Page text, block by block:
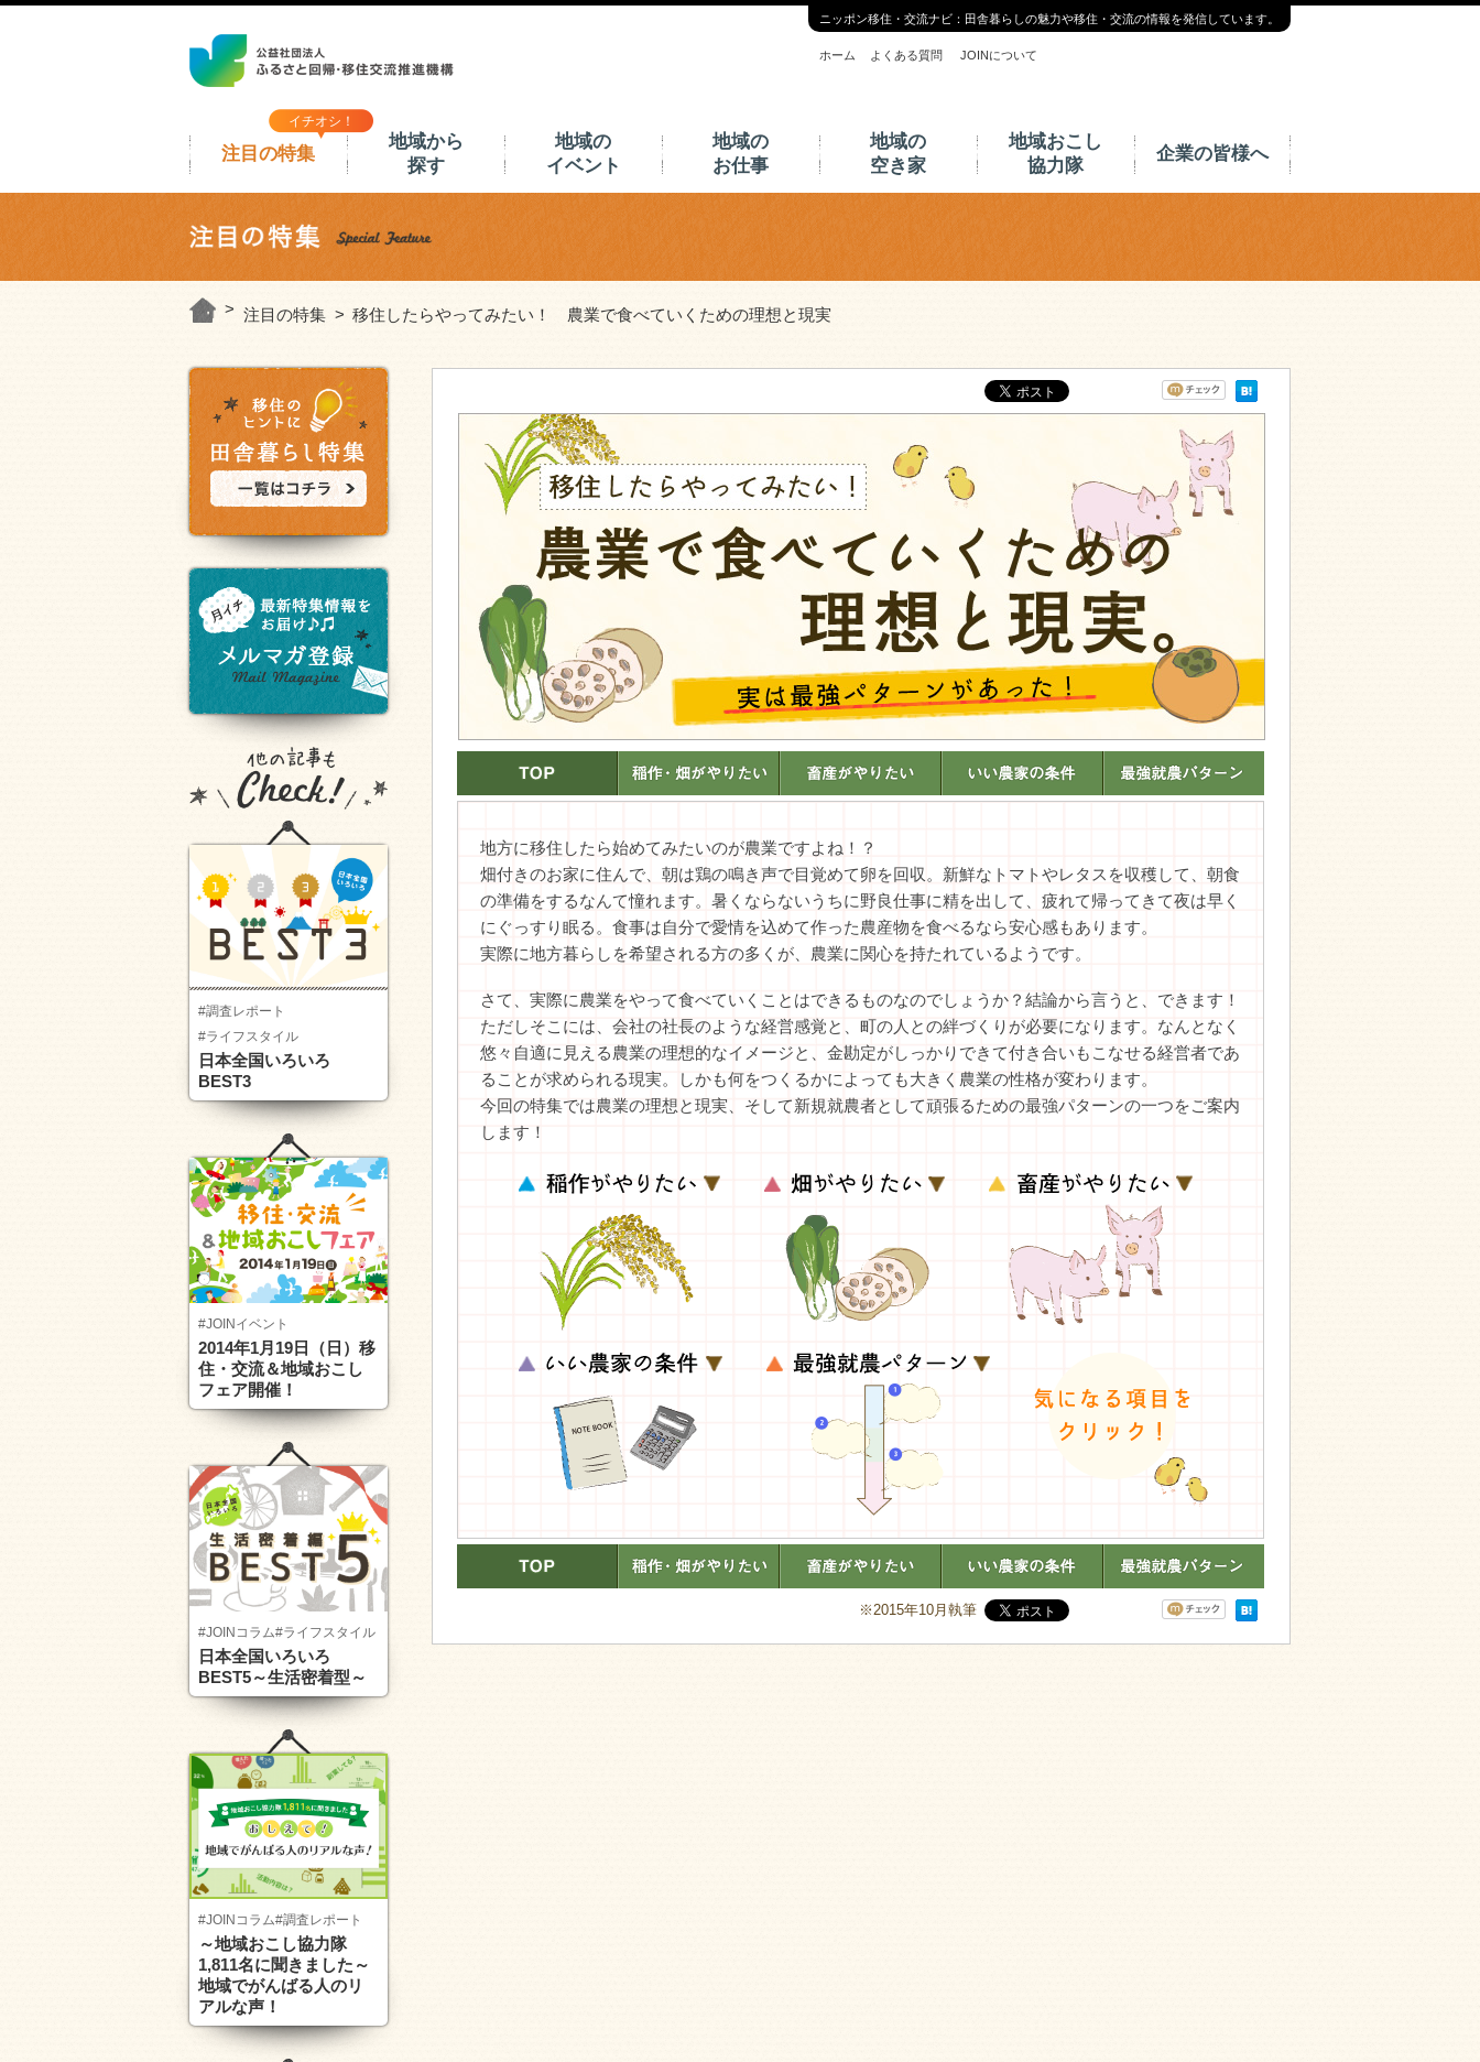
ニッポン移住・交流ナビ：田舎暮らしの魅力や移住・交流の情報を発信しています。
ホーム よくある質問 JOINについて
イチオシ！
注目の特集
地域から
探す
地域の
イベント
地域の
お仕事
地域の
空き家
地域おこし
協力隊
企業の皆様へ
注目の特集 移住したらやってみたい！ 農業で食べていくための理想と現実
地方に移住したら始めてみたいのが農業ですよね！？
畑付きのお家に住んで、朝は鶏の鳴き声で目覚めて卵を回収。新鮮なトマトやレタスを収穫して、朝食
の準備をするなんて憧れます。暑くならないうちに野良仕事に精を出して、疲れて帰ってきて夜は早く
にぐっすり眠る。食事は自分で愛情を込めて作った農産物を食べるなら安心感もあります。
実際に地方暮らしを希望される方の多くが、農業に関心を持たれているようです。
さて、実際に農業をやって食べていくことはできるものなのでしょうか？結論から言うと、できます！
ただしそこには、会社の社長のような経営感覚と、町の人との絆づくりが必要になります。なんとなく
悠々自適に見える農業の理想的なイメージと、金勘定がしっかりできて付き合いもこなせる経営者であ
ることが求められる現実。しかも何をつくるかによっても大きく農業の性格が変わります。
今回の特集では農業の理想と現実、そして新規就農者として頑張るための最強パターンの一つをご案内
します！
※2015年10月執筆
#調査レポート
#ライフスタイル
日本全国いろいろ
BEST3
#JOINイベント
2014年1月19日（日）移
住・交流＆地域おこし
フェア開催！
#JOINコラム#ライフスタイル
日本全国いろいろ
BEST5～生活密着型～
#JOINコラム#調査レポート
～地域おこし協力隊
1,811名に聞きました～
地域でがんばる人のリ
アルな声！